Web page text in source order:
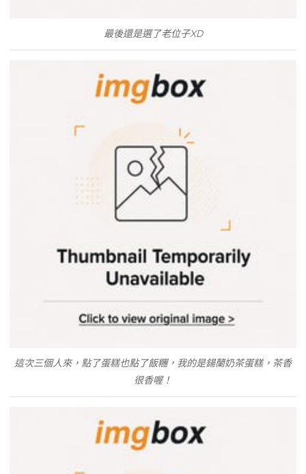
最後還是選了老位子XD
這次三個人來，點了蛋糕也點了飯糰，我的是鍚蘭奶茶蛋糕，茶香
很香喔！